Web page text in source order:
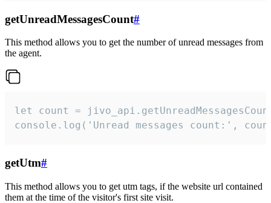
getUnreadMessagesCount#
This method allows you to get the number of unread messages from
the agent.
let count =
console.log('Unread messages count:',
getUtm#
This method allows you to get utm tags, if the website url contained
them at the time of the visitor's first site visit.